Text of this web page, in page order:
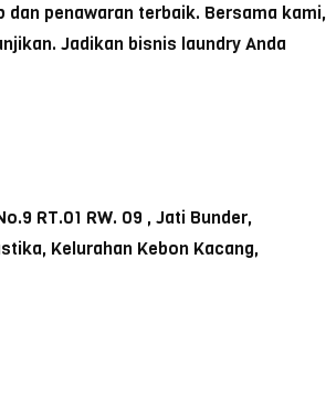
penawaran terbaik. Bersama kami,
Jadikan bisnis laundry Anda
RT.01 RW. 09 , Jati Bunder,
Kelurahan Kebon Kacang,